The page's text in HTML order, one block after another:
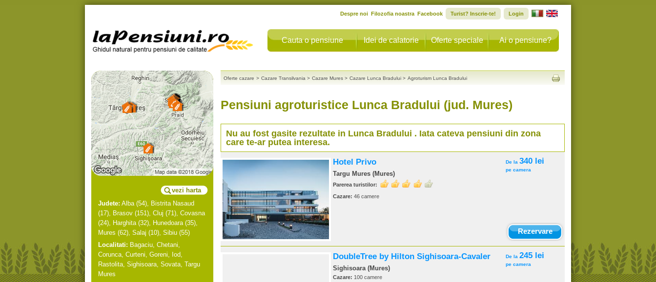
Cauta o pensiune Idei de calatorie Oferte speciale Ai o pensiune?
Despre noi Filozofia noastra Facebook Turist? Inscrie-te! Login
vezi harta
Judete: Alba(54), Bistrita Nasaud
(17), Brasov (151), Cluj (71), Covasna
(24), Harghita(32), Hunedoara(35),
Mures (62), Salaj (10), Sibiu (55)
Localitati: Bagaciu, Chetani,
Corunca, Curteni, Goreni, Iod,
Rastolita, Sighisoara, Sovata, Targu
Mures
Oferte cazare > Cazare Transilvania > Cazare Mures > Cazare Lunca Bradului > Agroturism Lunca Bradului
Pensiuni agroturistice Lunca Bradului (jud. Mures)
Nu au fost gasite rezultate in Lunca Bradului . Iata cateva pensiuni din zona
care te-ar putea interesa.
Hotel Privo
Targu Mures (Mures)
Parerea turistilor:
Cazare: 46 camere
De la 340 lei
pe camera
Rezervare
DoubleTree by Hilton Sighisoara-Cavaler
Sighisoara (Mures)
Cazare: 100 camere
De la 245 lei
pe camera